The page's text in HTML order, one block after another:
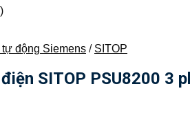
động Siemens / SITOP
SITOP PSU8200 3